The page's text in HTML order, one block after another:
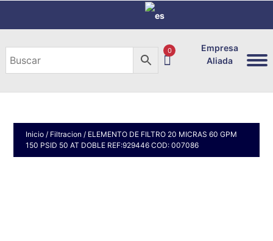
0
Empresa
Aliada
Inicio / Filtracion / ELEMENTO DE FILTRO 20 MICRAS 60 GPM
150 PSID 50 AT DOBLE REF:929446 COD: 007086